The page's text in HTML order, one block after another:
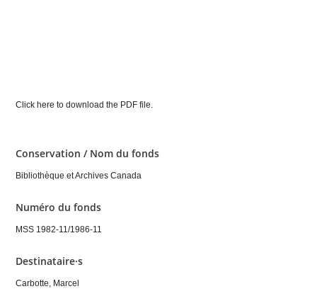
Click here to download the PDF file.
Conservation / Nom du fonds
Bibliothèque et Archives Canada
Numéro du fonds
MSS 1982-11/1986-11
Destinataire·s
Carbotte, Marcel